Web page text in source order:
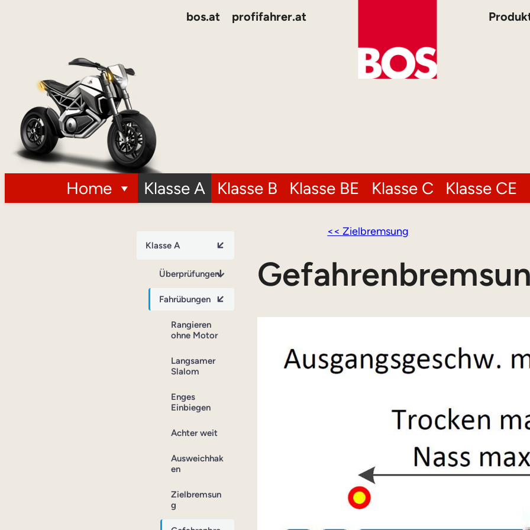
bos.at profifahrer.at
Home Klasse A Klasse B Klasse BE Klasse C Klasse CE
Klasse A
Überprüfungen
Fahrübungen
Rangieren
ohne Motor
Langsamer
Slalom
Enges
Einbiegen
Achter weit
Ausweichhak
en
Zielbremsun
g
<< Zielbremsung